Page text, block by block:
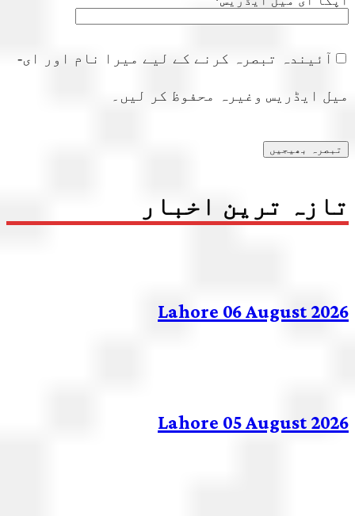
آئیندہ تبصرہ کرنے کے لیے میرا نام اور ای-
ایڈریس وغیرہ محفوظ کر لیں۔
ترین اخبار
Lahore 06 August
Lahore 05 August